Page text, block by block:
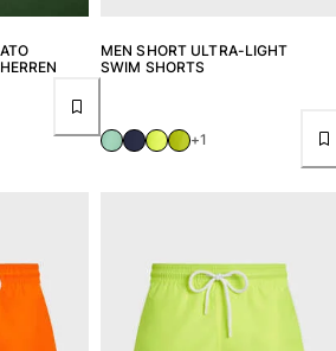
MEN SHORT ULTRA-LIGHT
SWIM SHORTS
+1